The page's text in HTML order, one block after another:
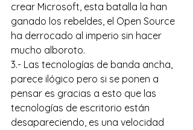
crear Microsoft, esta batalla la han
ganado los rebeldes, el Open Source
ha derrocado al imperio sin hacer
mucho alboroto.
3.- Las tecnologías de banda ancha,
parece ilógico pero si se ponen a
pensar es gracias a esto que las
tecnologías de escritorio están
desapareciendo, es una velocidad